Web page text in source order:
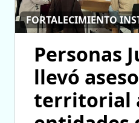
FORTALECIMIENTO
Personas
llevó
territorial